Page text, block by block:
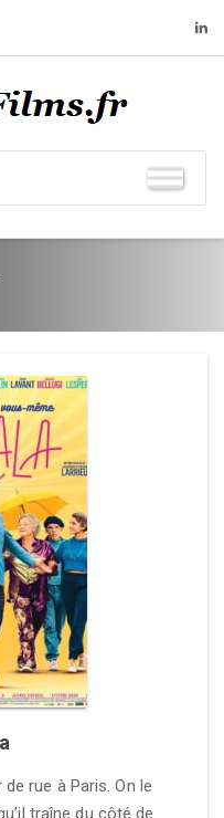
rue à Paris. On le
traîne du côté de